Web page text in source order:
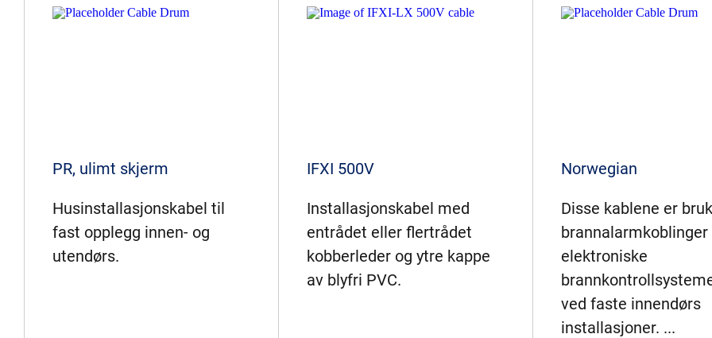
PR, ulimt skjerm
Husinstallasjonskabel til
fast opplegg innen- og
utendørs.
IFXI 500V
Installasjonskabel med
entrådet eller flertrådet
kobberleder og ytre kappe
av blyfri PVC.
Norwegian
Disse kablene er
brannalarmkoblinger
elektroniske
ved faste innendørs
installasjoner. ...